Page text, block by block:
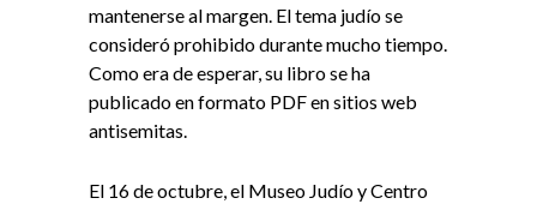
mantenerse al margen. El tema judío se
consideró prohibido durante mucho tiempo.
Como era de esperar, su libro se ha
publicado en formato PDF en sitios web
antisemitas.
El 16 de octubre, el Museo Judío y Centro